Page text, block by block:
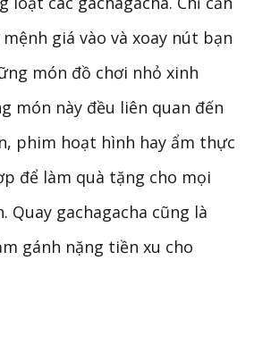
giá vào và xoay nút bạn
món đồ chơi nhỏ xinh
món này đều liên quan đến
phim hoạt hình hay ẩm thực
để làm quà tặng cho mọi
Quay gachagacha cũng là
gánh nặng tiền xu cho